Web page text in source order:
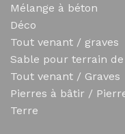
Mélange à béton
Déco
Tout venant / graves
Sable pour terrain
Tout venant / Graves
Pierres à bâtir /
Terre